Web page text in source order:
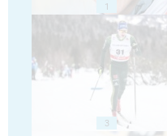
1
3